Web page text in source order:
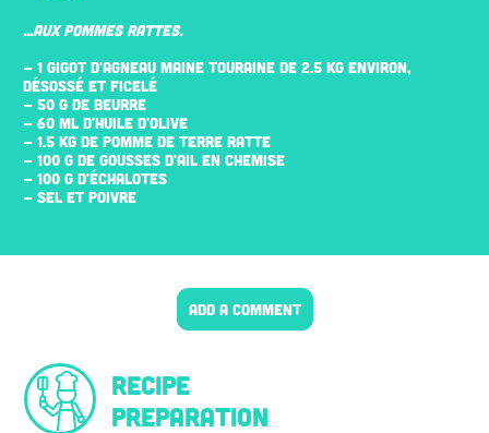
...AUX POMMES RATTES.
- 1 GIGOT D'AGNEAU MAINE TOURAINE DE 2.5 KG ENVIRON,
DÉSOSSÉ ET FICELÉ
- 50 G DE BEURRE
- 60 ML D'HUILE D'OLIVE
- 1.5 KG DE POMME DE TERRE RATTE
- 100 G DE GOUSSES D'AIL EN CHEMISE
- 100 G D'ÉCHALOTES
- SEL ET POIVRE
ADD A COMMENT
Recipe
preparation